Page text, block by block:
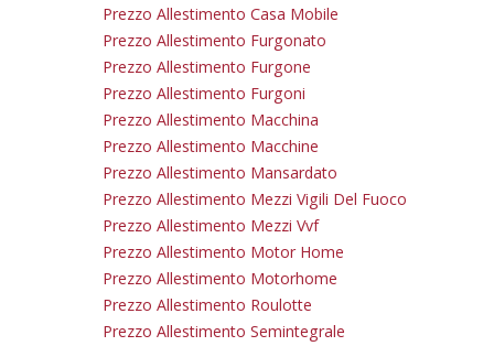
Prezzo Allestimento Casa Mobile
Prezzo Allestimento Furgonato
Prezzo Allestimento Furgone
Prezzo Allestimento Furgoni
Prezzo Allestimento Macchina
Prezzo Allestimento Macchine
Prezzo Allestimento Mansardato
Prezzo Allestimento Mezzi Vigili Del Fuoco
Prezzo Allestimento Mezzi Vvf
Prezzo Allestimento Motor Home
Prezzo Allestimento Motorhome
Prezzo Allestimento Roulotte
Prezzo Allestimento Semintegrale